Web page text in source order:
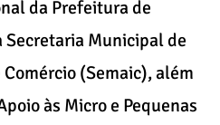
da Prefeitura de
Secretaria Municipal de
(Semaic), além
às Micro e Pequenas